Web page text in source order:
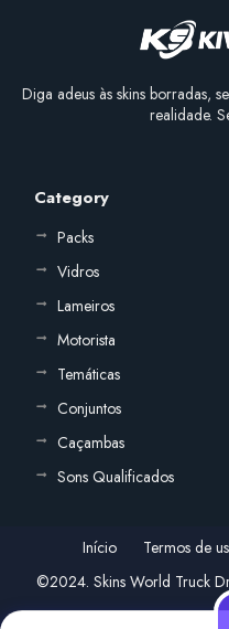
Diga adeus às skins borradas,
realidade.
Category
Packs
Vidros
Lameiros
Motorista
Temáticas
Conjuntos
Caçambas
Sons Qualificados
Início Termos de
©2024. Skins World Truck